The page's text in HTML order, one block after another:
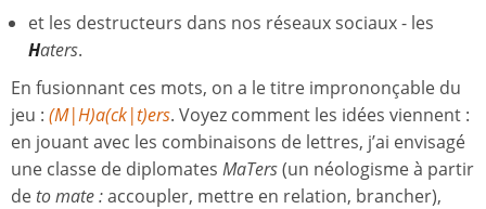
et les destructeurs dans nos réseaux sociaux - les
Haters.
En fusionnant ces mots, on a le titre imprononçable du
jeu : (M|H)a(ck|t)ers. Voyez comment les idées viennent :
en jouant avec les combinaisons de lettres, j’ai envisagé
une classe de diplomates MaTers(un néologisme à partir
deto mate:accoupler, mettre en relation, brancher),